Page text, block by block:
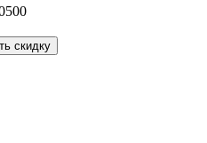
скидку